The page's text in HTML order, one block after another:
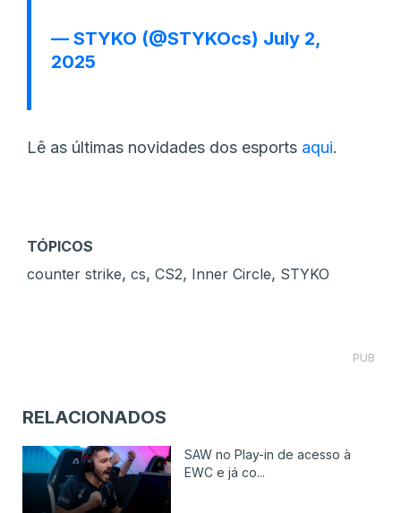
— STYKO (@STYKOcs) July 2,
2025
Lê as últimas novidades dos esports aqui.
TÓPICOS
counter strike, cs, CS2, Inner Circle, STYKO
PUB
RELACIONADOS
SAW no Play-in de acesso à
EWC e já co...